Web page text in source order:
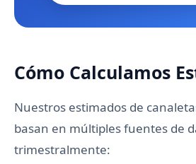
Cómo Calculamos
Nuestros estimados de
basan en múltiples fuentes de
trimestralmente: